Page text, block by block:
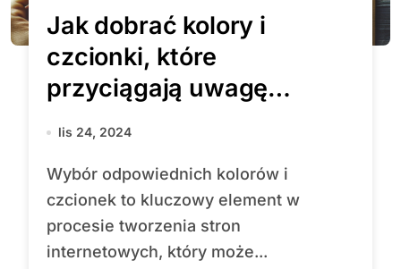
Jak dobrać kolory i
czcionki, które
przyciągają uwagę
użytkowników?
lis 24, 2024
Wybór odpowiednich kolorów i
czcionek to kluczowy element w
procesie tworzenia stron
internetowych, który może...